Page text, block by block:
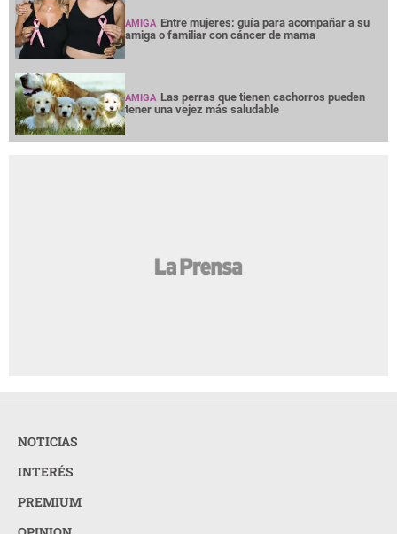
AMIGA Entre mujeres: guía para acompañar a su
amiga o familiar con cáncer de mama
AMIGA Las perras que tienen cachorros pueden
tener una vejez más saludable
NOTICIAS
INTERÉS
PREMIUM